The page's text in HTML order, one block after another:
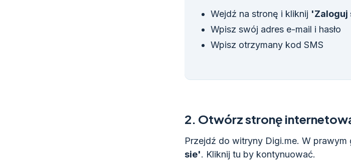
Wejdź na stronę i kliknij 'Zaloguj
Wpisz swój adres e-mail i hasło
Wpisz otrzymany kod SMS
2. Otwórz stronę
Przejdź do witryny Digi.me. W prawym
sie'. Kliknij tu by kontynuować.